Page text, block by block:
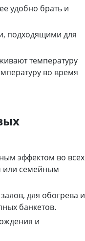
удобно брать и
подходящими для
температуру
во время
эффектом во всех
или семейным
для обогрева и
банкетов.
и